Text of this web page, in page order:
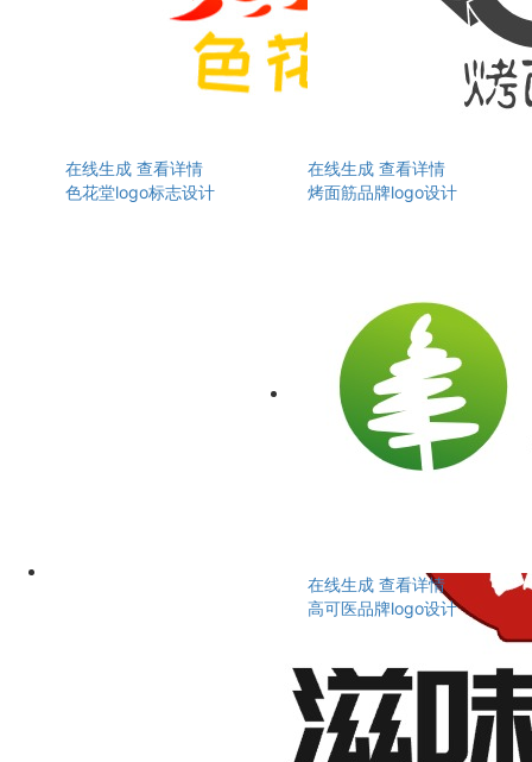
在线生成 查看详情
色花堂logo标志设计
在线生成 查看详情
烤面筋品牌logo设计
在线生成 查看详情
高可医品牌logo设计